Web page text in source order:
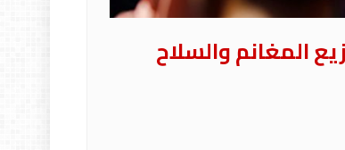
المغانم والسلاح